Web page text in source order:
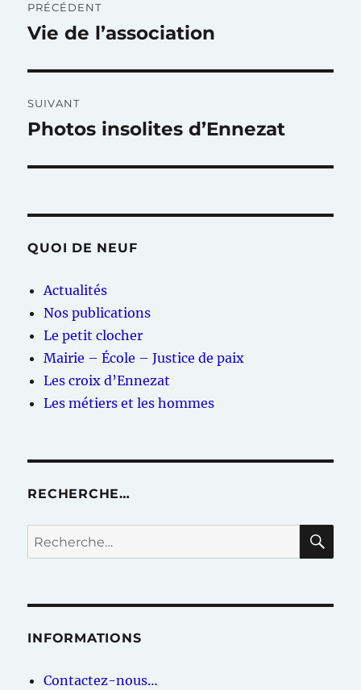
de
PRÉCÉDENT
Publication
Vie de l’association
SUIVANT
Publication
Photos insolites d’Ennezat
QUOI DE NEUF
Actualités
Nos publications
Le petit clocher
Mairie – École – Justice de paix
Les croix d’Ennezat
Les métiers et les hommes
RECHERCHE…
Recherche
pour :
INFORMATIONS
Contactez-nous…